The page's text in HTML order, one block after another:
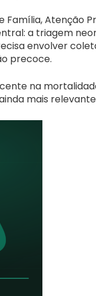
Atenção
a triagem
envolver
precoce.
na
mais